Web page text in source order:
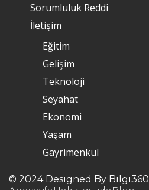
Sorumluluk Reddi
İletişim
Eğitim
Gelişim
Teknoloji
Seyahat
Ekonomi
Yaşam
Gayrimenkul
© 2024 Designed By Bilgi360